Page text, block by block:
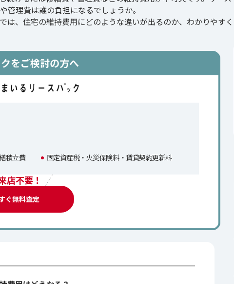
理費は誰の負担になるでしょうか。
、住宅の維持費用にどのような違いが出るのか、わかりやすく
をご検討の方へ
積立費 固定資産税・火災保険料・賃貸契約更新料
店不要！
ぐ無料査定